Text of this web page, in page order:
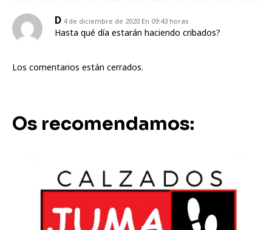
D 4 de diciembre de 2020 En 09:43 horas
Hasta qué día estarán haciendo cribados?
Los comentarios están cerrados.
Os recomendamos: